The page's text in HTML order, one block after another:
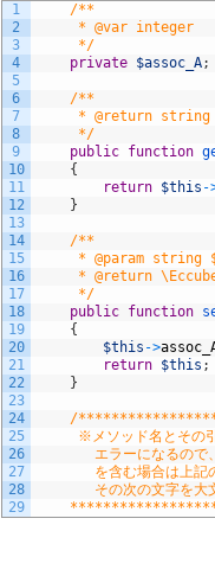
1
2
3
4
5
6
7
8
9
10
11
12
13
14
15
16
17
18
19
20
21
22
23
24
25
26
27
28
29
/**
* @var integer
*/
private $assoc_A;
/**
* @return string
*/
public function
{
return $this -
}
/**
* @param string
* @return
*/
public function
{
$this ->
return $this ;
}
/
※メソッド名とその引
エラーになるので、宣
を含む場合は上記のよ
その次の文字を大文